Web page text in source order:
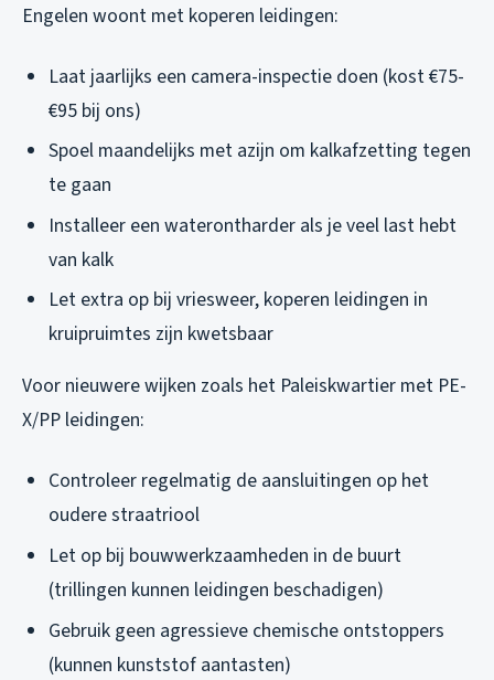
Engelen woont met koperen leidingen:
Laat jaarlijks een camera-inspectie doen (kost €75-
€95 bij ons)
Spoel maandelijks met azijn om kalkafzetting tegen
te gaan
Installeer een waterontharder als je veel last hebt
van kalk
Let extra op bij vriesweer, koperen leidingen in
kruipruimtes zijn kwetsbaar
Voor nieuwere wijken zoals het Paleiskwartier met PE-
X/PP leidingen:
Controleer regelmatig de aansluitingen op het
oudere straatriool
Let op bij bouwwerkzaamheden in de buurt
(trillingen kunnen leidingen beschadigen)
Gebruik geen agressieve chemische ontstoppers
(kunnen kunststof aantasten)